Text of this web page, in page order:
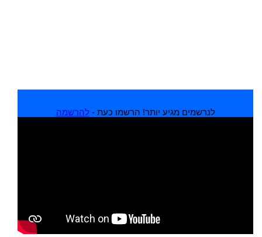
לנרשמים מגיע יותר! הרשמו כעת - להרשמה